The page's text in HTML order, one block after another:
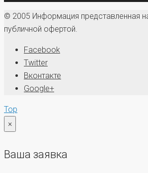
© 2005 Информация представленная
публичной офертой.
Facebook
Twitter
Вконтакте
Google+
Top
×
Ваша заявка